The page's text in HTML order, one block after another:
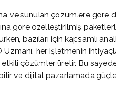
ve sunulan çözümlere göre
göre özelleştirilmiş
bazıları için kapsamlı
her işletmenin
çözümler üretir. Bu
ve dijital pazarlamada